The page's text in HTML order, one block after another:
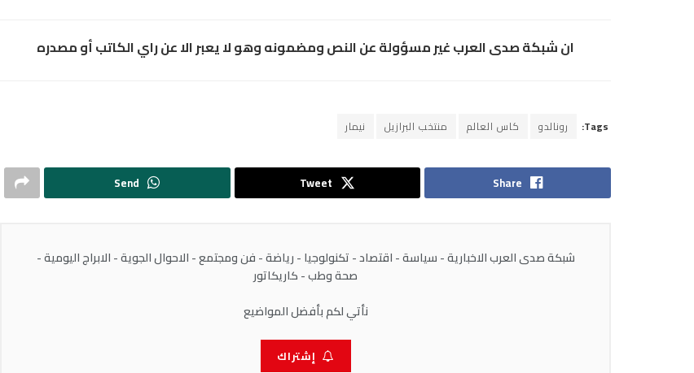
ان شبكة صدى العرب غير مسؤولة عن النص ومضمونه وهو لا يعبر الا عن راي الكاتب أو مصدره
Tags: رونالدو كاس العالم منتخب البرازيل نيمار
Share
Tweet
Send
شبكة صدى العرب الاخبارية - سياسة - اقتصاد - تكنولوجيا - رياضة - فن ومجتمع - الاحوال الجوية - الابراج اليومية -
صحة وطب - كاريكاتور
نأتي لكم بأفضل المواضيع
إشتراك